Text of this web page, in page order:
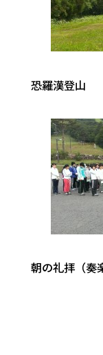
恐羅漢登山
朝の礼拝（奏